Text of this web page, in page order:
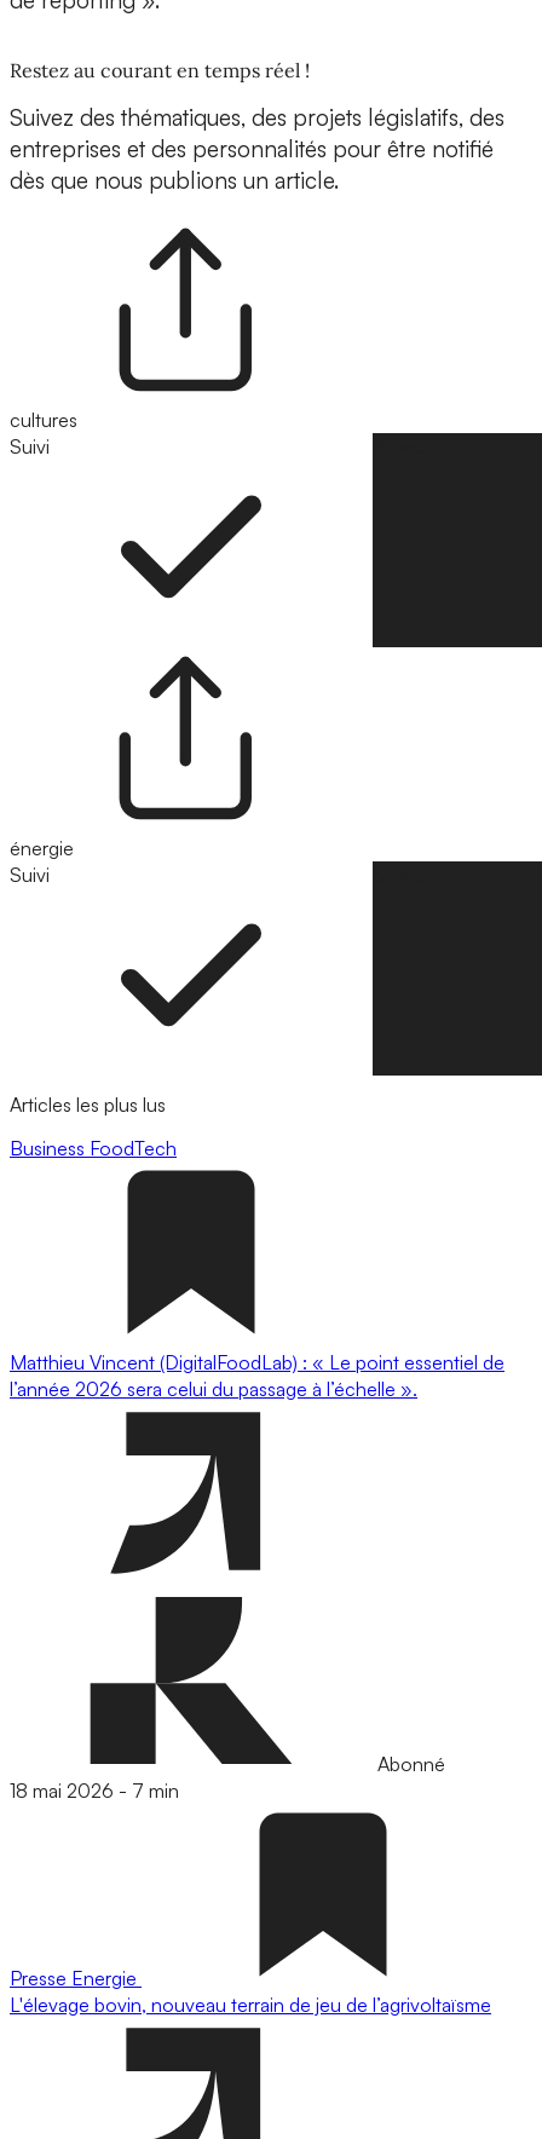
Restez au courant en temps réel !
Suivez des thématiques, des projets législatifs, des
entreprises et des personnalités pour être notifié
dès que nous publions un article.
cultures
Suivi
énergie
Suivi
Articles les plus lus
Business FoodTech
Matthieu Vincent (DigitalFoodLab) : « Le point essentiel de
l’année 2026 sera celui du passage à l’échelle ».
Abonné
18 mai 2026 - 7 min
Presse Energie
L'élevage bovin, nouveau terrain de jeu de l’agrivoltaïsme